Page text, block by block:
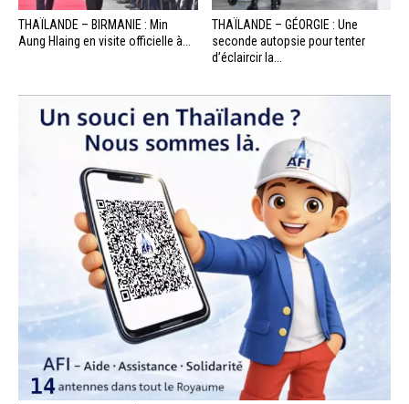
THAÏLANDE – BIRMANIE : Min
Aung Hlaing en visite officielle à...
THAÏLANDE – GÉORGIE : Une
seconde autopsie pour tenter
d’éclaircir la...